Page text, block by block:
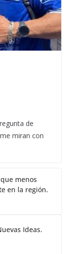
de
miran con
menos
en la región.
Ideas.